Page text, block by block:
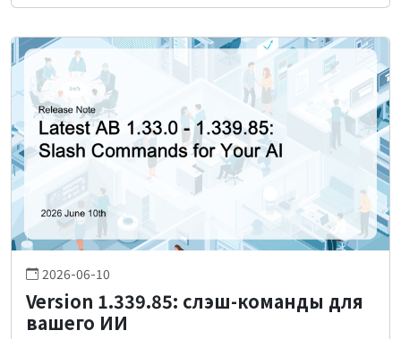
2026-06-10
Version 1.339.85: слэш-команды для
вашего ИИ